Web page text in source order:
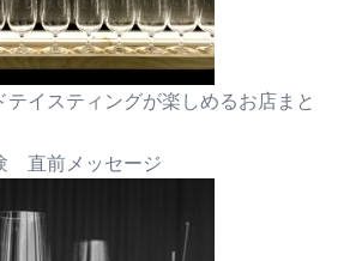
イスティングが楽しめるお店まと
直前メッセージ